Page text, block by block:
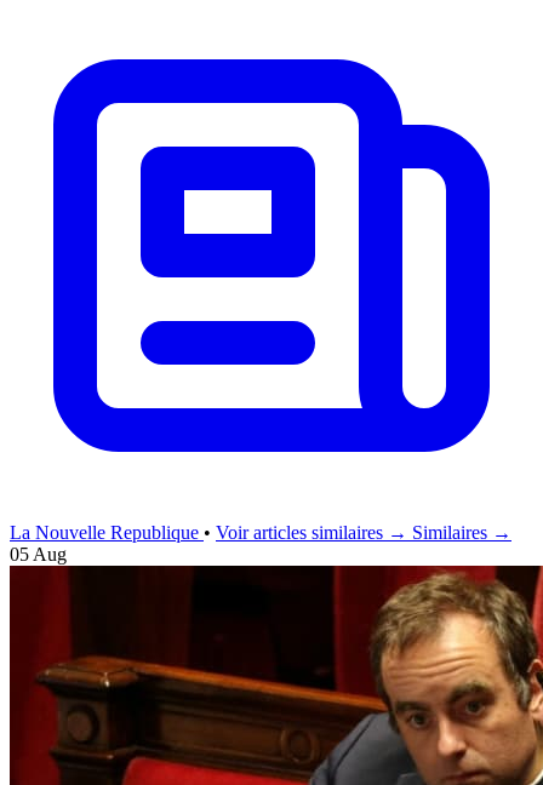
La Nouvelle Republique • Voir articles similaires → Similaires →
05 Aug